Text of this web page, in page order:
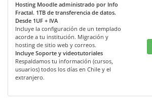
Hosting Moodle administrado por Info
Fractal. 1TB de transferencia de datos.
Desde 1UF + IVA
Incluye la configuración de un templado
acorde a tu institución. Migración y
hosting de sitio web y correos.
Incluye Soporte y videotutoriales
Respaldamos tu información (cursos,
usuarios) todos los días en Chile y el
extranjero.